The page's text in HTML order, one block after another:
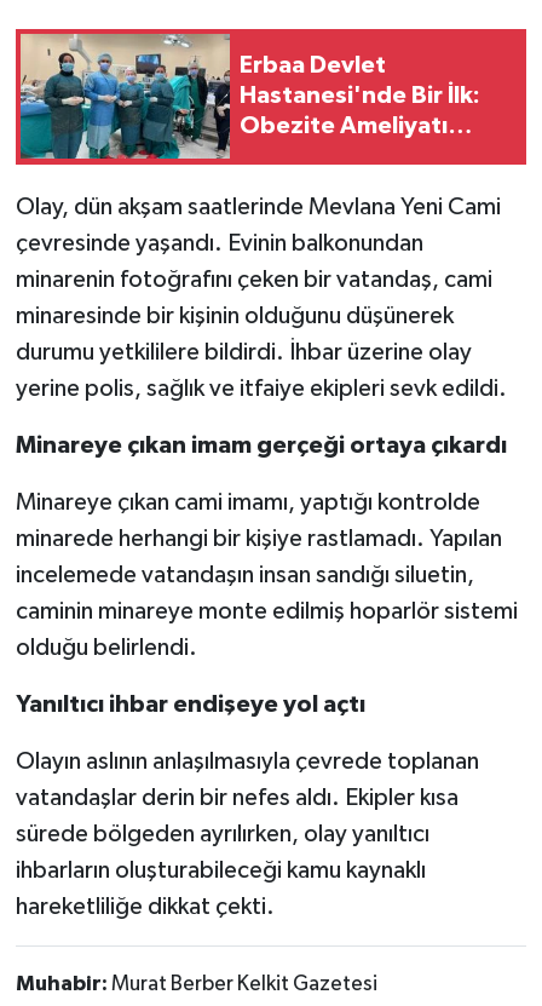
Erbaa Devlet
Hastanesi'nde Bir İlk:
Obezite Ameliyatı
Olay, dün akşam saatlerinde Mevlana Yeni Cami
çevresinde yaşandı. Evinin balkonundan
minarenin fotoğrafını çeken bir vatandaş, cami
minaresinde bir kişinin olduğunu düşünerek
durumu yetkililere bildirdi. İhbar üzerine olay
yerine polis, sağlık ve itfaiye ekipleri sevk edildi.
Minareye çıkan imam gerçeği ortaya çıkardı
Minareye çıkan cami imamı, yaptığı kontrolde
minarede herhangi bir kişiye rastlamadı. Yapılan
incelemede vatandaşın insan sandığı siluetin,
caminin minareye monte edilmiş hoparlör sistemi
olduğu belirlendi.
Yanıltıcı ihbar endişeye yol açtı
Olayın aslının anlaşılmasıyla çevrede toplanan
vatandaşlar derin bir nefes aldı. Ekipler kısa
sürede bölgeden ayrılırken, olay yanıltıcı
ihbarların oluşturabileceği kamu kaynaklı
hareketliliğe dikkat çekti.
Muhabir: Murat Berber Kelkit Gazetesi